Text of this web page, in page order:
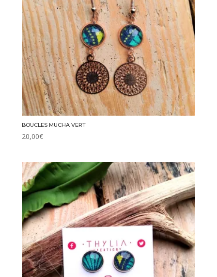
BOUCLES MUCHA VERT
20,00€